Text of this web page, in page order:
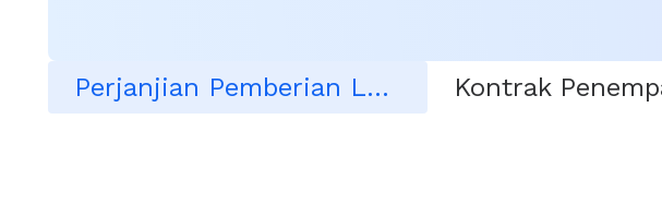
Perjanjian Pemberian Lesen Hak Cipta